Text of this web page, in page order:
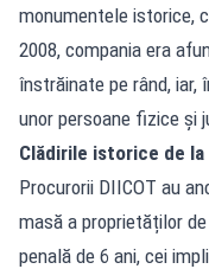
monumentele istorice,
2008, compania era
înstrăinate pe rând, iar,
unor persoane fizice și
Clădirile istorice de la
Procurorii DIICOT au
masă a proprietăților
penală de 6 ani, cei